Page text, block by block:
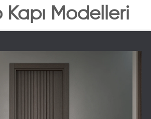
Kapı Modelleri